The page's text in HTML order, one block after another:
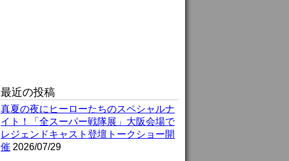
最近の投稿
真夏の夜にヒーローたちのスペシャルナ
イト！「全スーパー戦隊展」大阪会場で
レジェンドキャスト登壇トークショー開
催 2026/07/29